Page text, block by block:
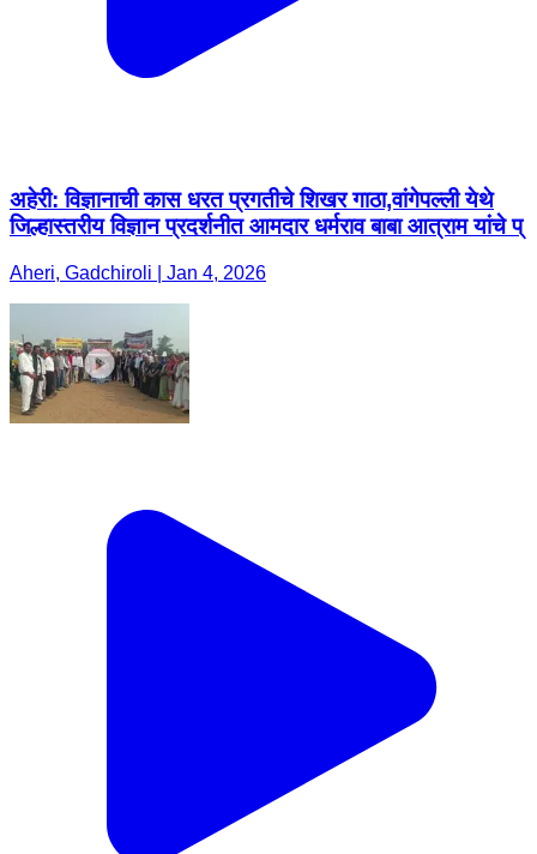
अहेरी: विज्ञानाची कास धरत प्रगतीचे शिखर गाठा,वांगेपल्ली येथे
जिल्हास्तरीय विज्ञान प्रदर्शनीत आमदार धर्मराव बाबा आत्राम यांचे प्
Aheri, Gadchiroli | Jan 4, 2026